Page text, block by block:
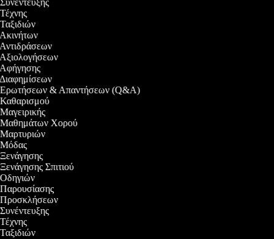
Αντιδράσεων
Αξιολογήσεων
Αφήγησης
Διαφημίσεων
Ερωτήσεων & Απαντήσεων (Q&A)
Καθαρισμού
Μαθημάτων Χορού
Μαρτυριών
Μόδας
Ξενάγησης
Σπιτιού
Οδηγιών
Παρουσίασης
Προσκλήσεων